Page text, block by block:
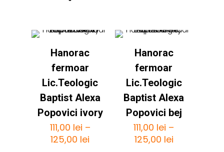
mai
variații.
Opțiunile
pot
alese
în
pagina
produsului.
Opțiunile
alese
în
pagina
produsului.
Hanorac
fermoar
Lic.Teologic
Baptist Alexa
Popovici ivory
111,00 lei –
125,00 lei
Hanorac
fermoar
Lic.Teologic
Baptist Alexa
Popovici bej
111,00 lei –
125,00 leiInterval